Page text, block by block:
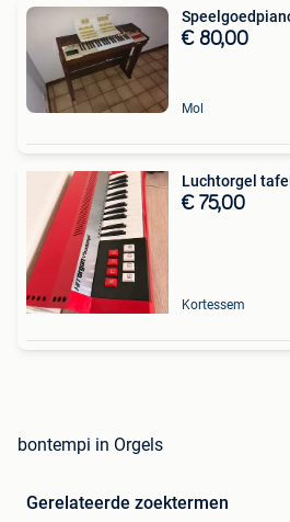
€ 80,00
Mol
Luchtorgel
€ 75,00
Kortessem
bontempi in Orgels
Gerelateerde zoektermen